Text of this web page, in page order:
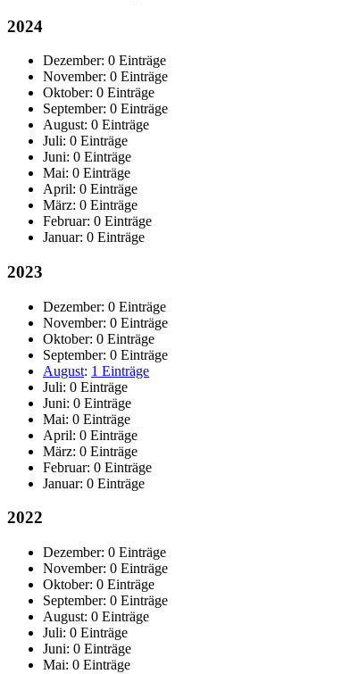
2024
Dezember: 0 Einträge
November: 0 Einträge
Oktober: 0 Einträge
September: 0 Einträge
August: 0 Einträge
Juli: 0 Einträge
Juni: 0 Einträge
Mai: 0 Einträge
April: 0 Einträge
März: 0 Einträge
Februar: 0 Einträge
Januar: 0 Einträge
2023
Dezember: 0 Einträge
November: 0 Einträge
Oktober: 0 Einträge
September: 0 Einträge
August: 1 Einträge
Juli: 0 Einträge
Juni: 0 Einträge
Mai: 0 Einträge
April: 0 Einträge
März: 0 Einträge
Februar: 0 Einträge
Januar: 0 Einträge
2022
Dezember: 0 Einträge
November: 0 Einträge
Oktober: 0 Einträge
September: 0 Einträge
August: 0 Einträge
Juli: 0 Einträge
Juni: 0 Einträge
Mai: 0 Einträge